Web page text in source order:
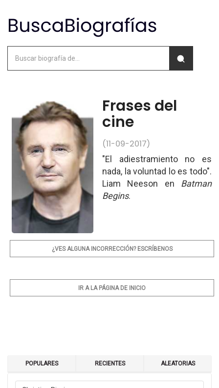
Frases del
cine
(11-09-2017)
"El adiestramiento no es
nada, la voluntad lo es todo".
Liam Neeson en Batman
Begins.
¿VES ALGUNA INCORRECCIÓN? ESCRÍBENOS
IR A LA PÁGINA DE INICIO
POPULARES RECIENTES ALEATORIAS